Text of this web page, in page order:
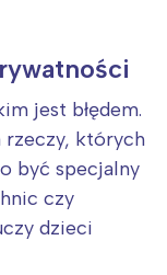
jest błędem.
rzeczy, których
być specjalny
czy
dzieci
z